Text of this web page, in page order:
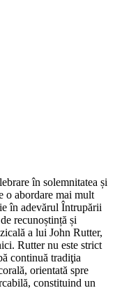
în solemnitatea și
o abordare mai mult
în adevărul Întrupării
recunoștință și
a lui John Rutter,
Rutter nu este strict
continuă tradiţia
orientată spre
constituind un